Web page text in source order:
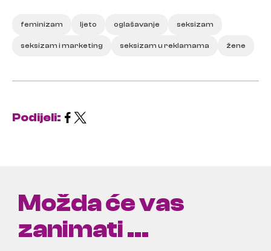
feminizam ljeto oglašavanje seksizam
seksizam i marketing seksizam u reklamama žene
Podijeli:
Možda će vas
zanimati ...